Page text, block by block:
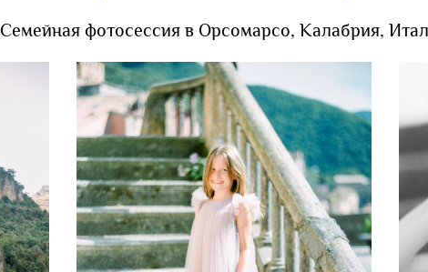
Семейная фотосессия в Орсомарсо, Калабрия,